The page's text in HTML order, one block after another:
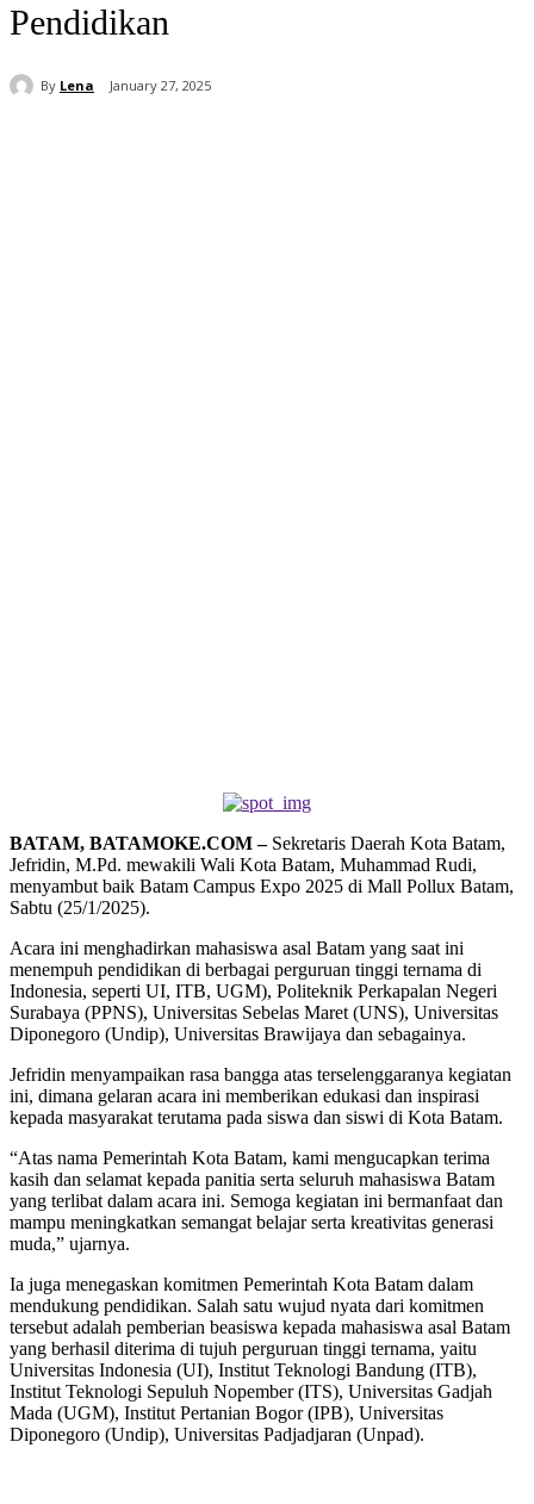
Pendidikan
By Lena January 27, 2025
BATAM, BATAMOKE.COM –Sekretaris Daerah Kota Batam,
Jefridin, M.Pd. mewakili Wali Kota Batam, Muhammad Rudi,
menyambut baik Batam Campus Expo 2025 di Mall Pollux Batam,
Sabtu (25/1/2025).
Acara ini menghadirkan mahasiswa asal Batam yang saat ini
menempuh pendidikan di berbagai perguruan tinggi ternama di
Indonesia, seperti UI, ITB, UGM), Politeknik Perkapalan Negeri
Surabaya (PPNS), Universitas Sebelas Maret (UNS), Universitas
Diponegoro (Undip), Universitas Brawijaya dan sebagainya.
Jefridin menyampaikan rasa bangga atas terselenggaranya kegiatan
ini, dimana gelaran acara ini memberikan edukasi dan inspirasi
kepada masyarakat terutama pada siswa dan siswi di Kota Batam.
“Atas nama Pemerintah Kota Batam, kami mengucapkan terima
kasih dan selamat kepada panitia serta seluruh mahasiswa Batam
yang terlibat dalam acara ini. Semoga kegiatan ini bermanfaat dan
mampu meningkatkan semangat belajar serta kreativitas generasi
muda,” ujarnya.
Ia juga menegaskan komitmen Pemerintah Kota Batam dalam
mendukung pendidikan. Salah satu wujud nyata dari komitmen
tersebut adalah pemberian beasiswa kepada mahasiswa asal Batam
yang berhasil diterima di tujuh perguruan tinggi ternama, yaitu
Universitas Indonesia (UI), Institut Teknologi Bandung (ITB),
Institut Teknologi Sepuluh Nopember (ITS), Universitas Gadjah
Mada (UGM), Institut Pertanian Bogor (IPB), Universitas
Diponegoro (Undip), Universitas Padjadjaran (Unpad).